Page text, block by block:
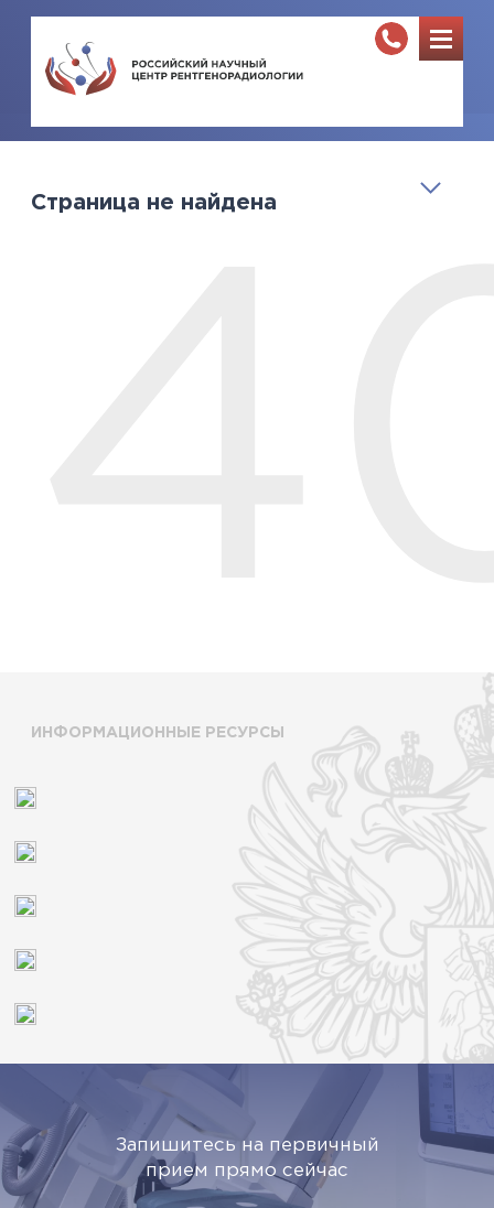
Страница не найдена
ИНФОРМАЦИОННЫЕ РЕСУРСЫ
Запишитесь на первичный
прием прямо сейчас